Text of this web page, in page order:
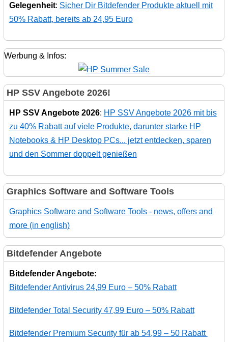
Gelegenheit: Sicher Dir Bitdefender Produkte aktuell mit
50% Rabatt, bereits ab 24,95 Euro
Werbung & Infos:
HP SSV Angebote 2026!
HP SSV Angebote 2026: HP SSV Angebote 2026 mit bis
zu 40% Rabatt auf viele Produkte, darunter starke HP
Notebooks & HP Desktop PCs... jetzt entdecken, sparen
und den Sommer doppelt genießen
Graphics Software and Software Tools
Graphics Software and Software Tools - news, offers and
more (in english)
Bitdefender Angebote
Bitdefender Angebote:
Bitdefender Antivirus 24,99 Euro – 50% Rabatt
Bitdefender Total Security 47,99 Euro – 50% Rabatt
Bitdefender Premium Security für ab 54,99 – 50 Rabatt